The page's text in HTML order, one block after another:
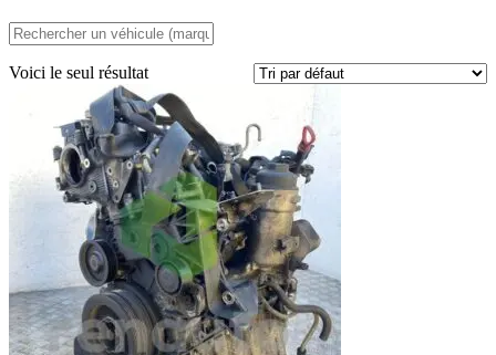
Voici le seul résultat